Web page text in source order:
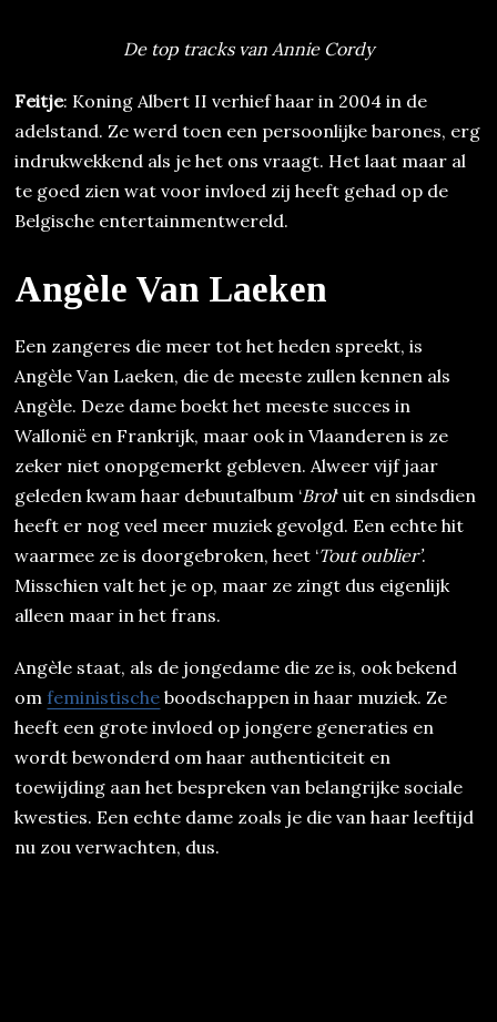
De top tracks van Annie Cordy
Feitje: Koning Albert II verhief haar in 2004 in de
adelstand. Ze werd toen een persoonlijke barones, erg
indrukwekkend als je het ons vraagt. Het laat maar al
te goed zien wat voor invloed zij heeft gehad op de
Belgische entertainmentwereld.
Angèle Van Laeken
Een zangeres die meer tot het heden spreekt, is
Angèle Van Laeken, die de meeste zullen kennen als
Angèle. Deze dame boekt het meeste succes in
Wallonië en Frankrijk, maar ook in Vlaanderen is ze
zeker niet onopgemerkt gebleven. Alweer vijf jaar
geleden kwam haar debuutalbum ‘Brol‘ uit en sindsdien
heeft er nog veel meer muziek gevolgd. Een echte hit
waarmee ze is doorgebroken, heet ‘Tout oublier’.
Misschien valt het je op, maar ze zingt dus eigenlijk
alleen maar in het frans.
Angèle staat, als de jongedame die ze is, ook bekend
omfeministische boodschappen in haar muziek. Ze
heeft een grote invloed op jongere generaties en
wordt bewonderd om haar authenticiteit en
toewijding aan het bespreken van belangrijke sociale
kwesties. Een echte dame zoals je die van haar leeftijd
nu zou verwachten, dus.